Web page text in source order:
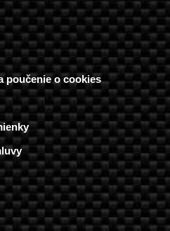
poučenie o cookies